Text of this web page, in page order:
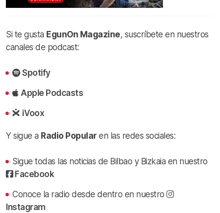
Si te gusta EgunOn Magazine, suscríbete en nuestros
canales de podcast:
Spotify
Apple Podcasts
iVoox
Y sigue a Radio Popularen las redes sociales:
Sigue todas las noticias de Bilbao y Bizkaia en nuestro
Facebook
Conoce la radio desde dentro en nuestro
Instagram